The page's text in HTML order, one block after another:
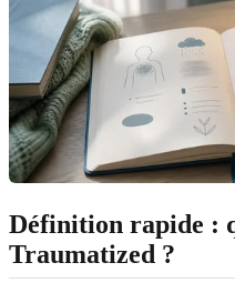
Définition rapide :
Traumatized ?